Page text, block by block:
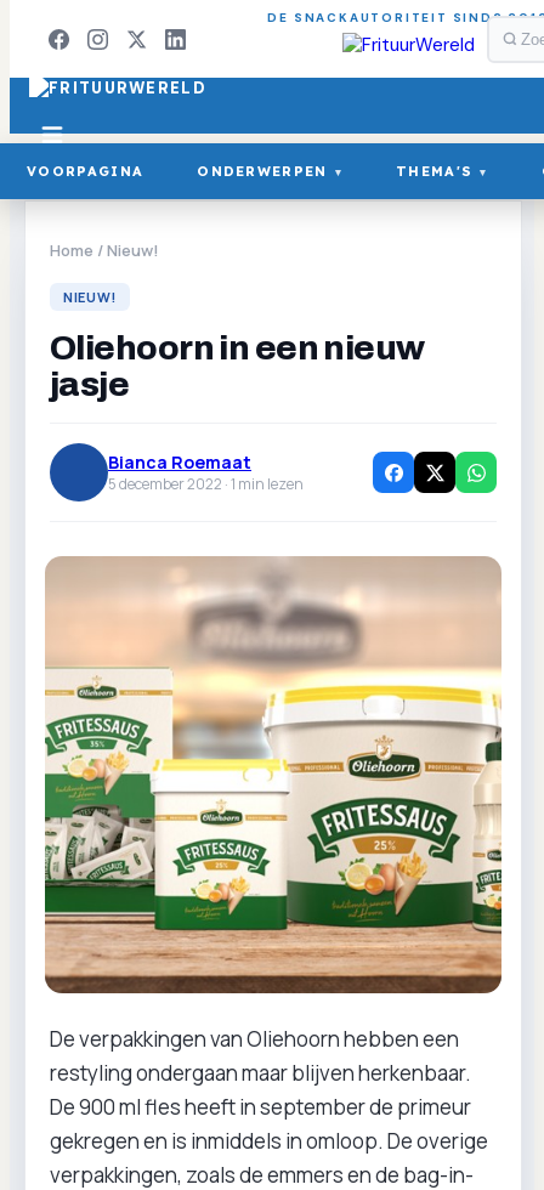
DE SNACKAUTORITEIT SINDS
VOORPAGINA ONDERWERPEN ▾ THEMA'S ▾
Home /Nieuw!
NIEUW!
Oliehoorn in een nieuw
jasje
Bianca Roemaat
5 december 2022 ·1 min lezen
De verpakkingen van Oliehoorn hebben een
restyling ondergaan maar blijven herkenbaar.
De 900 ml fles heeft in september de primeur
gekregen en is inmiddels in omloop. De overige
verpakkingen, zoals de emmers en de bag-in-